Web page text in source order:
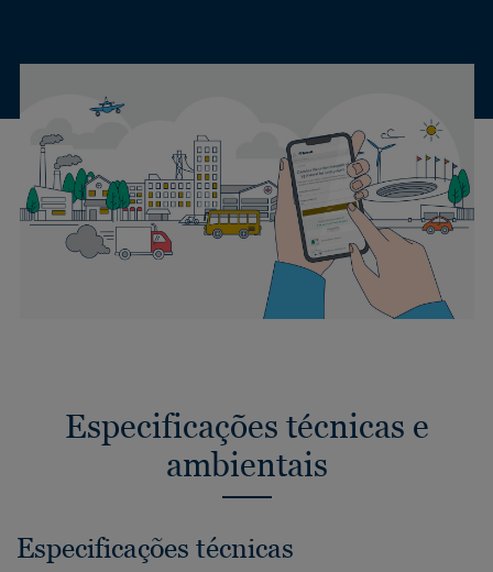
Especificações técnicas e
ambientais
Especificações técnicas